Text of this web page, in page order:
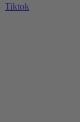
Tiktok